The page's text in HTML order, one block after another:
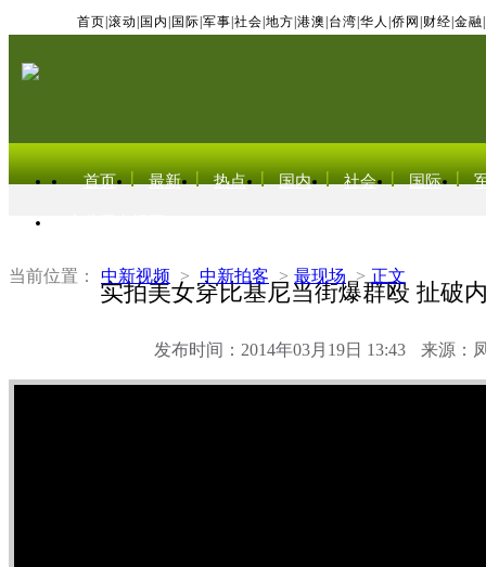
首页 滚动 国内 国际 军事 社会 地方 港澳 台湾 华人 侨网 财经 金融
首页 最新 热点 国内 社会 国际
当前位置： 中新视频 > 中新拍客 > 最现场 > 正文
实拍美女穿比基尼当街爆群殴 扯破
发布时间：2014年03月19日 13:43 来源：